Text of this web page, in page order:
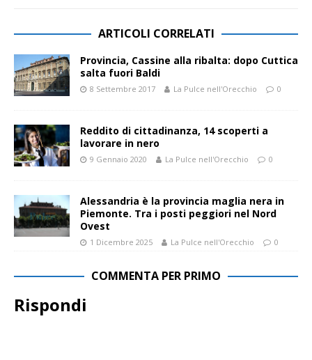
ARTICOLI CORRELATI
Provincia, Cassine alla ribalta: dopo Cuttica
salta fuori Baldi
8 Settembre 2017 La Pulce nell'Orecchio 0
Reddito di cittadinanza, 14 scoperti a
lavorare in nero
9 Gennaio 2020 La Pulce nell'Orecchio 0
Alessandria è la provincia maglia nera in
Piemonte. Tra i posti peggiori nel Nord
Ovest
1 Dicembre 2025 La Pulce nell'Orecchio 0
COMMENTA PER PRIMO
Rispondi